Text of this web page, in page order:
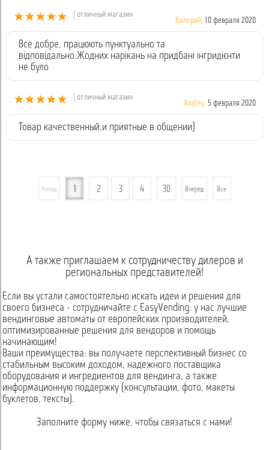
| отличный магазин
Валерий, 10 февраля 2020
Все добре, працюють пунктуально та
відповідально.Жодних нарікань на придбані інгридієнти
не було
| отличный магазин
Andrey, 5 февраля 2020
Товар качественный,и приятные в общении)
Назад 2 3 4 30 Вперед Все
А также приглашаем к сотрудничеству дилеров и
региональных представителей!
Если вы устали самостоятельно искать идеи и решения для
своего бизнеса - сотрудничайте с EasyVending: у нас лучшие
вендинговые автоматы от европейских производителей,
оптимизированные решения для вендоров и помощь
начинающим!
Ваши преимущества: вы получаете перспективный бизнес со
стабильным высоким доходом, надежного поставщика
оборудования и ингредиентов для вендинга, а также
информационную поддержку (консультации, фото, макеты
буклетов, тексты).
Заполните форму ниже, чтобы связаться с нами!